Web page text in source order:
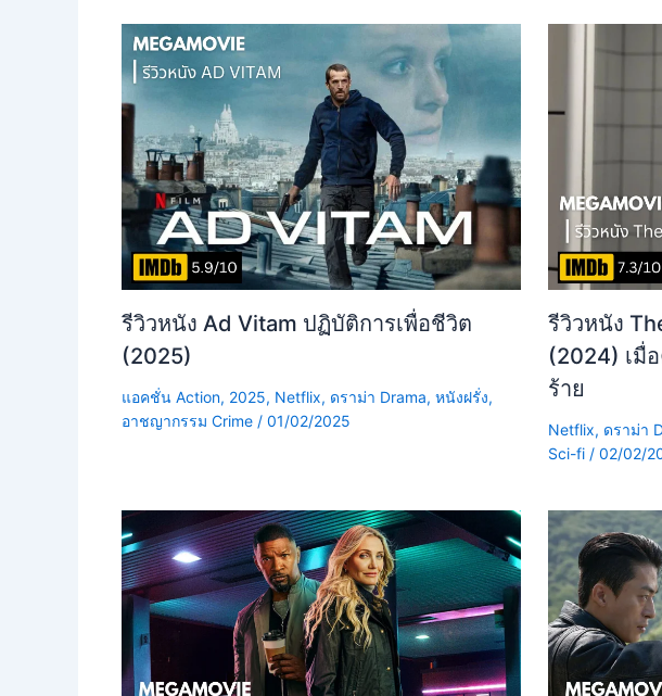
รีวิวหนัง Ad Vitam ปฏิบัติการเพื่อชีวิต
(2025)
แอคชั่น Action, 2025, Netflix, ดราม่า Drama, หนังฝรั่ง,
อาชญากรรม Crime / 01/02/2025
รีวิวหนัง
(2024) เมื่
ร้าย
Netflix, ดราม่า
Sci-fi/ 02/02/